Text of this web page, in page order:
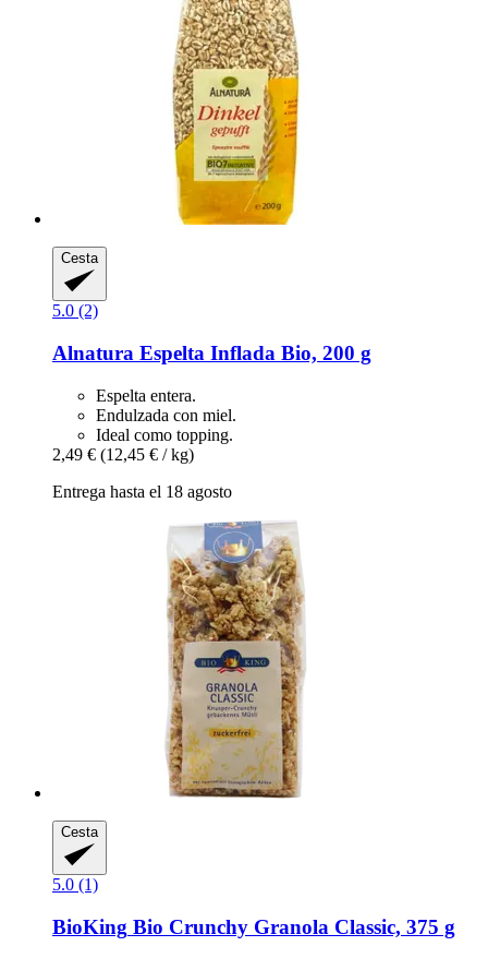
Cesta
5.0 (2)
Alnatura Espelta Inflada Bio, 200 g
Espelta entera.
Endulzada con miel.
Ideal como topping.
2,49 € (12,45 € / kg)
Entrega hasta el 18 agosto
Cesta
5.0 (1)
BioKing Bio Crunchy Granola Classic, 375 g